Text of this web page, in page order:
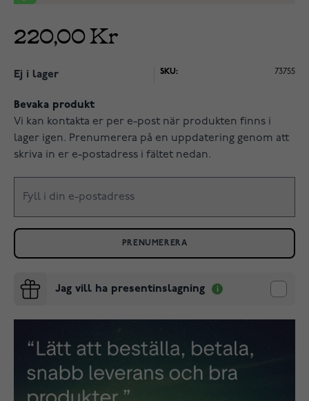
220,00 Kr
Ej i lager SKU: 73755
Bevaka produkt
Vi kan kontakta er per e-post när produkten finns i
lager igen. Prenumerera på en uppdatering genom att
skriva in er e-postadress i fältet nedan.
PRENUMERERA
Jag vill ha presentinslagning